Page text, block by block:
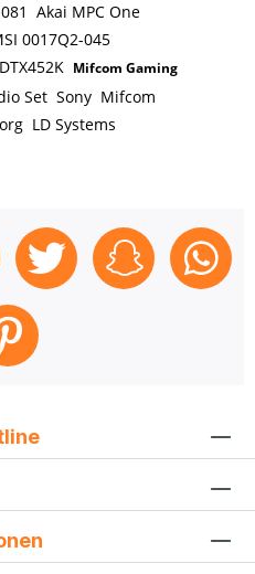
(L x B x
(LWA):
(LpA): 85 dB(A) K-Wert
=2,5 m/s² Vibration
m/s² K-Wert
Akai MPC One
0017Q2-045
Mifcom Gaming
Set Sony Mifcom
LD Systems